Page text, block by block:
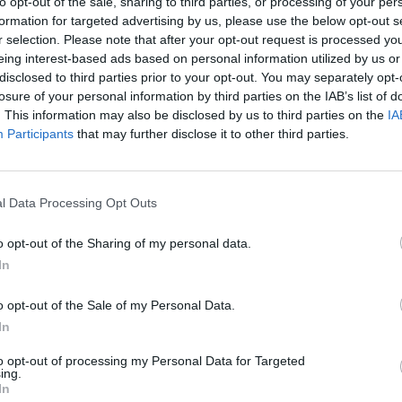
for targeted advertising by us, please use the below opt-out
selection. Please note that after your opt-out request is processed
interest-based ads based on personal information utilized by us
to third parties prior to your opt-out. You may separately
of your personal information by third parties on the IAB’s list of
This information may also be disclosed by us to third parties on the
Participants that may further disclose it to other third parties.
Data Processing Opt Outs
opt-out of the Sharing of my personal data.
opt-out of the Sale of my Personal Data.
opt-out of processing my Personal Data for Targeted
Eladó: Műgyűjtők Háza
Cím: Dudás Attila
Műgyűjtők Háza kft.
Budapest
Bemutatkozás: 2013 nyarán nyitottuk meg
optimális áron, gyorsan találjanak vevőt
gyűjteményüket változatos kínálatunkból.
árverést! Kedd-től péntek-ig 11.00-este 18.00
GALÉRIA TOVÁBBI MŰTÁRGYAI